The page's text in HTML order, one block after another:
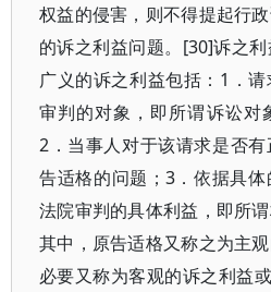
权益的侵害，则不得提起行
的诉之利益问题。[30]诉之利
广义的诉之利益包括：1．
审判的对象，即所谓诉讼对
2．当事人对于该请求是否
告适格的问题；3．依据具
法院审判的具体利益，即所谓
其中，原告适格又称之为主
必要又称为客观的诉之利益